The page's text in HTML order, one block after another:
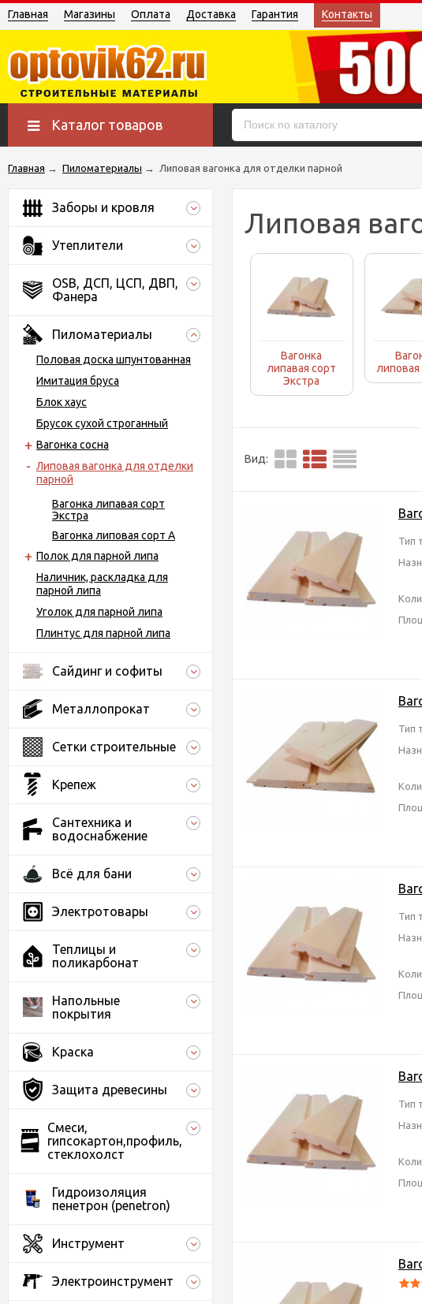
Главная Магазины Оплата Доставка Гарантия Контакты
Каталог товаров
Главная → Пиломатериалы → Липовая вагонка для отделки парной
Заборы и кровля
Утеплители
OSB, ДСП, ЦСП, ДВП,
Фанера
Пиломатериалы
Половая доска шпунтованная
Имитация бруса
Блок хаус
Брусок сухой строганный
Вагонка сосна
Липовая вагонка для отделки
парной
Вагонка липавая сорт
Экстра
Вагонка липовая сорт А
Полок для парной липа
Наличник, раскладка для
парной липа
Уголок для парной липа
Плинтус для парной липа
Сайдинг и софиты
Металлопрокат
Сетки строительные
Крепеж
Сантехника и
водоснабжение
Всё для бани
Электротовары
Теплицы и
поликарбонат
Напольные
покрытия
Краска
Защита древесины
Смеси,
гипсокартон,профиль,
стеклохолст
Гидроизоляция
пенетрон (penetron)
Инструмент
Электроинструмент
Липовая
Вагонка
липавая сорт
Экстра
Вид:
Тип
Тип
Тип
Тип